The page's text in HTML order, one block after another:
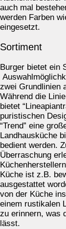
auch mal
werden Farben
eingesetzt.
Sortiment
Burger bietet ein
zwei Grundlinien
Während die
bietet
puristischen
“Trend” eine
Landhausküche
bedient werden.
Überraschung
Küche ist z.B.
ausgestattet
von der Küche
einem rustikalen
zu erinnern, was
lässt.